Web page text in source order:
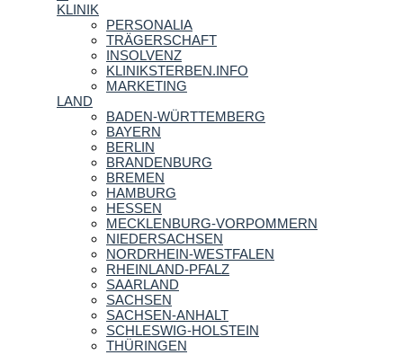
KLINIK
PERSONALIA
TRÄGERSCHAFT
INSOLVENZ
KLINIKSTERBEN.INFO
MARKETING
LAND
BADEN-WÜRTTEMBERG
BAYERN
BERLIN
BRANDENBURG
BREMEN
HAMBURG
HESSEN
MECKLENBURG-VORPOMMERN
NIEDERSACHSEN
NORDRHEIN-WESTFALEN
RHEINLAND-PFALZ
SAARLAND
SACHSEN
SACHSEN-ANHALT
SCHLESWIG-HOLSTEIN
THÜRINGEN